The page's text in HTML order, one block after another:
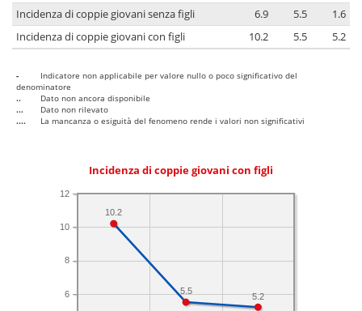
Incidenza di coppie giovani senza figli
6.9 5.5
1.6
Incidenza di coppie giovani con figli
10.2 5.5 5.2
-
Indicatore non applicabile per valore nullo o poco significativo del
denominatore
..
Dato non ancora disponibile
...
Dato non rilevato
....
La mancanza o esiguità del fenomeno rende i valori non significativi
Incidenza di coppie giovani con figli
6
8
10
12
5.2
5.5
10.2